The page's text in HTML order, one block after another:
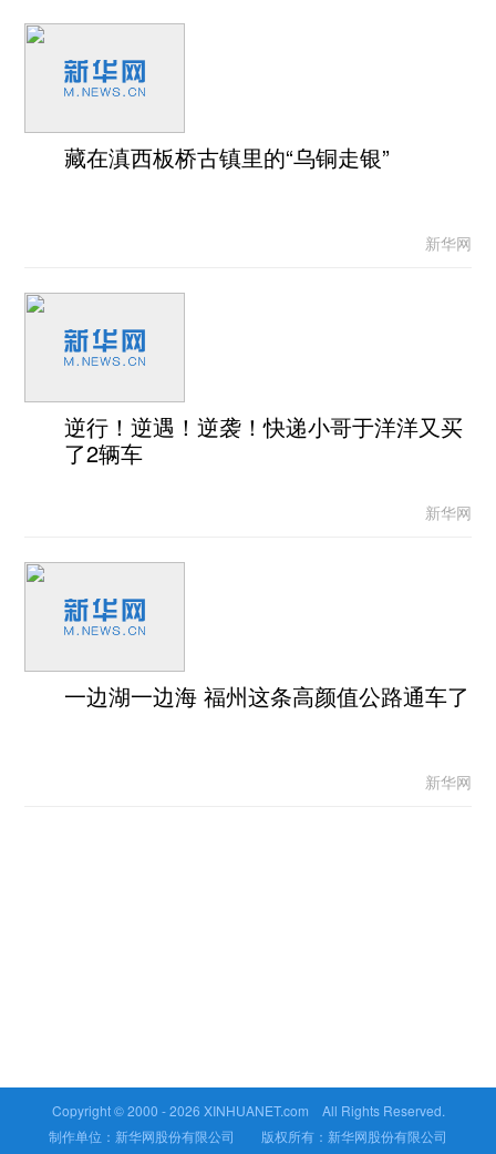
藏在滇西板桥古镇里的“乌铜走银”
新华网
逆行！逆遇！逆袭！快递小哥于洋洋又买
了2辆车
新华网
一边湖一边海 福州这条高颜值公路通车了
新华网
Copyright © 2000 -2026 XINHUANET.com All Rights Reserved.
制作单位：新华网股份有限公司 版权所有：新华网股份有限公司